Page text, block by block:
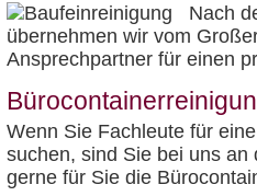
Nach
übernehmen wir vom
Ansprechpartner für einen
Wenn Sie Fachleute für
suchen, sind Sie bei uns an
gerne für Sie die